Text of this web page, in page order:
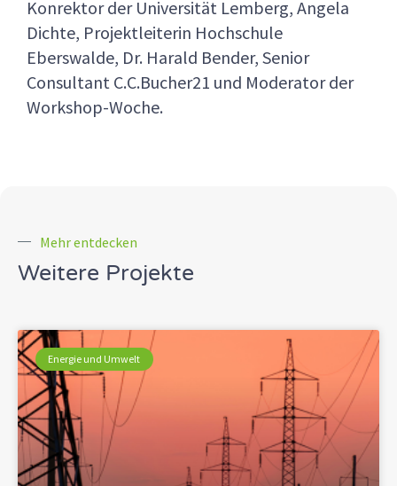
Konrektor der Universität Lemberg, Angela
Dichte, Projektleiterin Hochschule
Eberswalde, Dr. Harald Bender, Senior
Consultant C.C.Bucher21 und Moderator der
Workshop-Woche.
Mehr entdecken
Weitere Projekte
Energie und Umwelt